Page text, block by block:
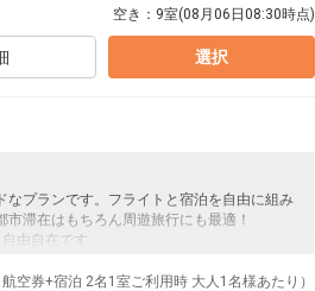
空き： 9室(08月06日08:30時点)
選択
プランです。フライトと宿泊を自由に組み
滞在はもちろん周遊旅行にも最適！
由自在です。
どの追加（同時予約）が可能なプランもござ
航空券+宿泊 2名1室ご利用時 大人1名様あたり）